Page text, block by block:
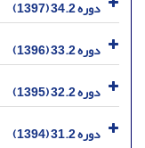
دوره 34.2 (1397)
دوره 33.2 (1396)
دوره 32.2 (1395)
دوره 31.2 (1394)